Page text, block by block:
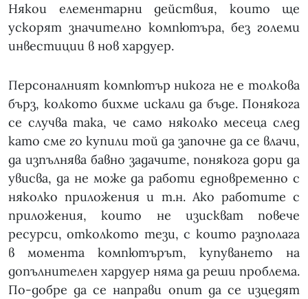
Някои елементарни действия, които ще
ускорят значително компютъра, без големи
инвестиции в нов хардуер.
Персоналният компютър никога не е толкова
бърз, колкото бихме искали да бъде. Понякога
се случва така, че само няколко месеца след
като сме го купили той да започне да се влачи,
да изпълнява бавно задачите, понякога дори да
увисва, да не може да работи едновременно с
няколко приложения и т.н. Ако работите с
приложения, които не изискват повече
ресурси, отколкото тези, с които разполага
в момента компютърът, купуването на
допълнителен хардуер няма да реши проблема.
По-добре да се направи опит да се изцедят